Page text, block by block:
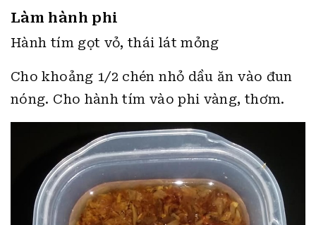
Làm hành phi
Hành tím gọt vỏ, thái lát mỏng
Cho khoảng 1/2 chén nhỏ dầu ăn vào đun
nóng. Cho hành tím vào phi vàng, thơm.